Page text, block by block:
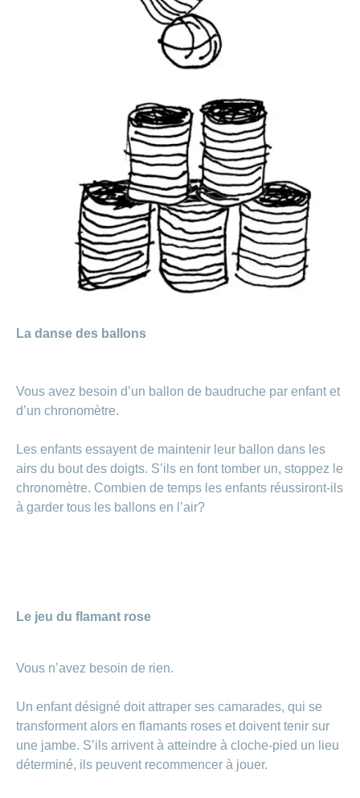
La danse des ballons
Vous avez besoin d’un ballon de baudruche par enfant et
d’un chronomètre.
Les enfants essayent de maintenir leur ballon dans les
airs du bout des doigts. S’ils en font tomber un, stoppez le
chronomètre. Combien de temps les enfants réussiront-ils
à garder tous les ballons en l’air?
Le jeu du flamant rose
Vous n’avez besoin de rien.
Un enfant désigné doit attraper ses camarades, qui se
transforment alors en flamants roses et doivent tenir sur
une jambe. S’ils arrivent à atteindre à cloche-pied un lieu
déterminé, ils peuvent recommencer à jouer.